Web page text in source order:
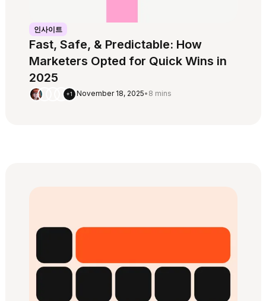
인사이트
Fast, Safe, & Predictable: How
Marketers Opted for Quick Wins in
2025
+1 November 18, 2025• 8 mins